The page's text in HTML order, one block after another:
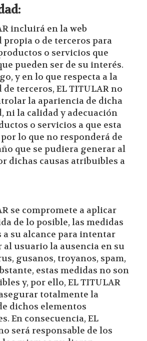
incluirá en la web
o de terceros para
o servicios que
pueden ser de su interés.
y en lo que respecta a la
terceros, EL TITULAR no
la apariencia de dicha
ni la calidad y adecuación
o servicios a que esta
lo que no responderá de
que se pudiera generar al
dichas causas atribuibles a
se compromete a aplicar
de lo posible, las medidas
su alcance para intentar
usuario la ausencia en su
gusanos, troyanos, spam,
estas medidas no son
y, por ello, EL TITULAR
totalmente la
dichos elementos
En consecuencia, EL
será responsable de los